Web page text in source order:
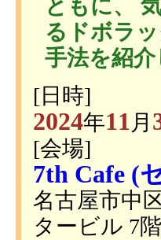
ともに、
るドボラ
手法を紹介
[日時]
2024年11月
[会場]
7th Cafe (
名古屋市中
タービル 7階